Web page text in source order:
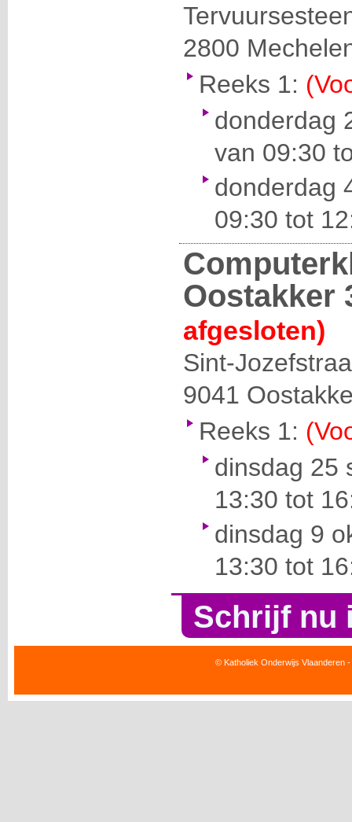
2800
Reeks 1:
donderdag
van 09:30
donderdag
09:30 tot
Oostakker
afgesloten)
Sint-
9041
Reeks 1:
dinsdag 25
13:30 tot
dinsdag 9
13:30 tot
Schrijf nu
© Katholiek Onderwijs Vlaanderen